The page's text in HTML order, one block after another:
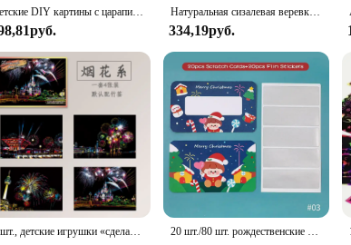
Детские DIY картины с царапинами Волшебные городские рисунки детские развивающие игрушки Детские подарки на день рождения Аксессуары для комнаты Y041 Натуральная сизалевая веревка для кошачьего дерева, DIY Когтеточка, игрушка, рамка для скалолазания, сменный когтеточный Когтеточка, мебель ручной работы, веревки
334,19руб.
4 шт., детские игрушки «сделай сам», ночная сцена, художественная живопись, игрушки, городское здание, пейзаж, детские развивающие игрушки, подарок на день рождения, декор комнаты 20 шт./80 шт. рождественские скретч-карты с пленочным покрытием, наклейки с этикетками, сделай сам, праздничный подарок, вечерние игры, детские венгеры для восстановления